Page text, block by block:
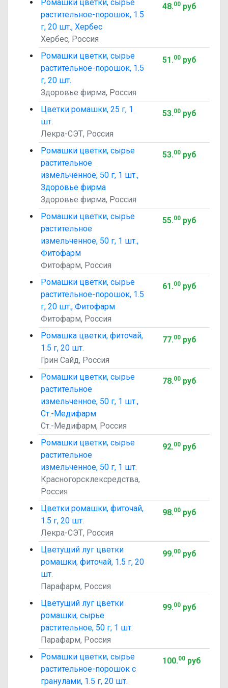
Ромашки цветки, сырье
растительное-порошок, 1.5
г, 20 шт., Хербес
Хербес, Россия
48.00руб
Ромашки цветки, сырье
растительное-порошок, 1.5
г, 20 шт.
Здоровье фирма, Россия
51.00руб
Цветки ромашки, 25 г, 1
шт.
Лекра-СЭТ, Россия
53.00руб
Ромашки цветки, сырье
растительное
измельченное, 50 г, 1 шт.,
Здоровье фирма
Здоровье фирма, Россия
53.00руб
Ромашки цветки, сырье
растительное
измельченное, 50 г, 1 шт.,
Фитофарм
Фитофарм, Россия
55.00руб
Ромашки цветки, сырье
растительное-порошок, 1.5
г, 20 шт., Фитофарм
Фитофарм, Россия
61.00руб
Ромашка цветки, фиточай,
1.5 г, 20 шт.
Грин Сайд, Россия
77.00руб
Ромашки цветки, сырье
растительное
измельченное, 50 г, 1 шт.,
Ст.-Медифарм
Ст.-Медифарм, Россия
78.00руб
Ромашки цветки, сырье
растительное
измельченное, 50 г, 1 шт.
Красногорсклексредства,
Россия
92.00руб
Цветки ромашки, фиточай,
1.5 г, 20 шт.
Лекра-СЭТ, Россия
98.00руб
Цветущий луг цветки
ромашки, фиточай, 1.5 г, 20
шт.
Парафарм, Россия
99.00руб
Цветущий луг цветки
ромашки, сырье
растительное, 50 г, 1 шт.
Парафарм, Россия
99.00руб
Ромашки цветки, сырье
растительное-порошок с
гранулами, 1.5 г, 20 шт.
100.00руб